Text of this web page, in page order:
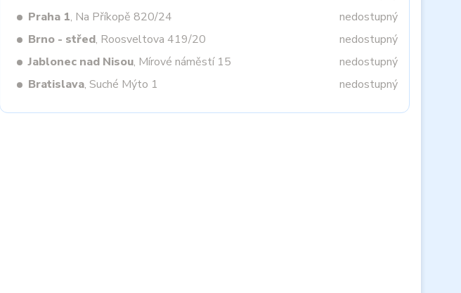
Praha 1, Na Příkopě 820/24
nedostupný
Brno - střed, Roosveltova 419/20
nedostupný
Jablonec nad Nisou, Mírové náměstí 15
nedostupný
Bratislava, Suché Mýto 1 nedostupný